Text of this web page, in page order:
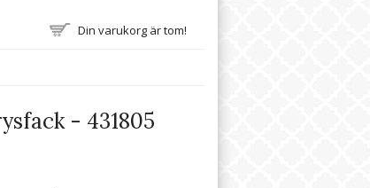
Din varukorg är tom!
- 431805